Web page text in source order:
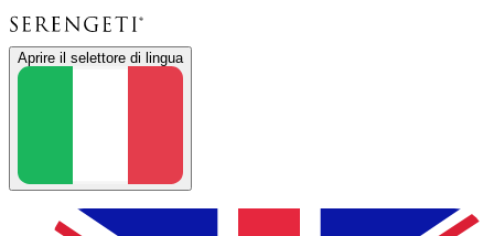
Aprire il selettore di lingua